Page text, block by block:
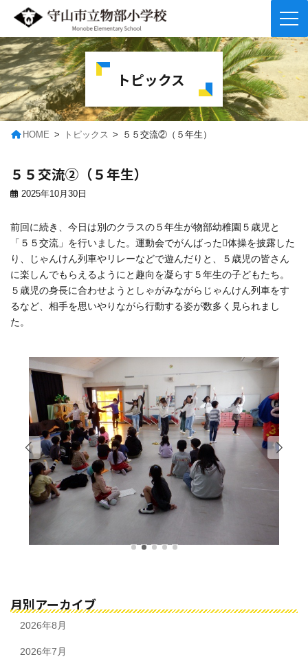
コ
ン
テ
ン
ツ
へ
ス
ナ
ビ
ゲ
ー
シ
ョ
ン
トピックス
HOME トピックス ５５交流②（５年生）
５５交流②（５年生）
2025年10月30日
前回に続き、今日は別のクラスの５年生が物部幼稚園５歳児と
「５５交流」を行いました。運動会でがんばった体操を披露した
り、じゃんけん列車やリレーなどで遊んだりと、５歳児の皆さん
に楽しんでもらえるようにと趣向を凝らす５年生の子どもたち。
５歳児の身長に合わせようとしゃがみながらじゃんけん列車をす
るなど、相手を思いやりながら行動する姿が数多く見られまし
た。
月別アーカイブ
2026年8月
2026年7月